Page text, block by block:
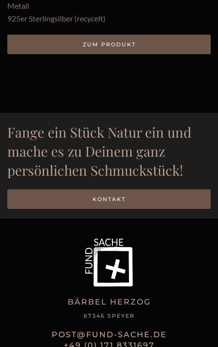
Metall
925er Sterlingsilber (recycelt)
ZUM PRODUKT
Fange ein Stück Natur ein und
mache es zu Deinem ganz
persönlichen Schmuckstück!
KONTAKT
BÄRBEL HERZOG
67346 SPEYER
POST@FUND-SACHE.DE
+49 (0) 171 8331697